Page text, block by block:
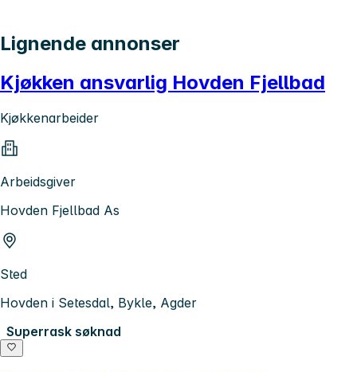
Lignende annonser
Kjøkken ansvarlig Hovden Fjellbad
Kjøkkenarbeider
Arbeidsgiver
Hovden Fjellbad As
Sted
Hovden i Setesdal, Bykle, Agder
Superrask søknad